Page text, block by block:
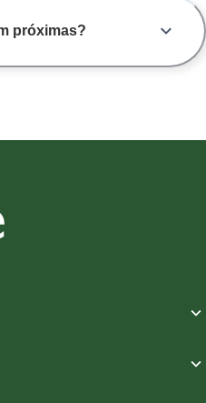
próximas?